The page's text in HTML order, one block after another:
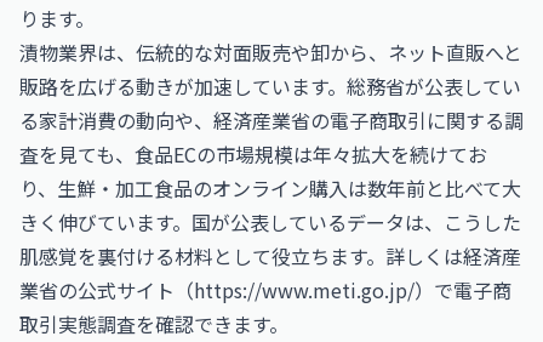
ります。
漬物業界は、伝統的な対面販売や卸から、ネット直販へと
販路を広げる動きが加速しています。総務省が公表してい
る家計消費の動向や、経済産業省の電子商取引に関する調
査を見ても、食品ECの市場規模は年々拡大を続けてお
り、生鮮・加工食品のオンライン購入は数年前と比べて大
きく伸びています。国が公表しているデータは、こうした
肌感覚を裏付ける材料として役立ちます。詳しくは経済産
業省の公式サイト（https://www.meti.go.jp/）で電子商
取引実態調査を確認できます。